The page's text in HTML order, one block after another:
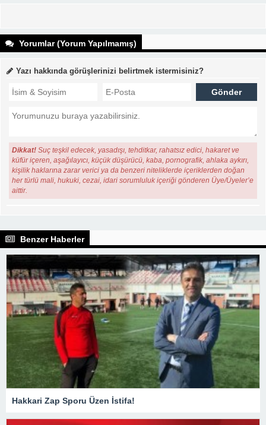
Yorumlar (Yorum Yapılmamış)
Yazı hakkında görüşlerinizi belirtmek istermisiniz?
Dikkat! Suç teşkil edecek, yasadışı, tehditkar, rahatsız edici, hakaret ve
küfür içeren, aşağılayıcı, küçük düşürücü, kaba, pornografik, ahlaka aykırı,
kişilik haklarına zarar verici ya da benzeri niteliklerde içeriklerden doğan
her türlü mali, hukuki, cezai, idari sorumluluk içeriği gönderen Üye/Üyeler’e
aittir.
Benzer Haberler
Hakkari Zap Sporu Üzen İstifa!